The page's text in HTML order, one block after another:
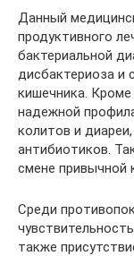
Данный
продуктивного
бактериальной
дисбактериоза и
кишечника.
надежной
колитов и
антибиотиков.
смене привычной
Среди
также